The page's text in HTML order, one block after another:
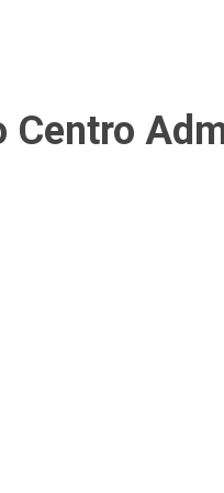
Centro